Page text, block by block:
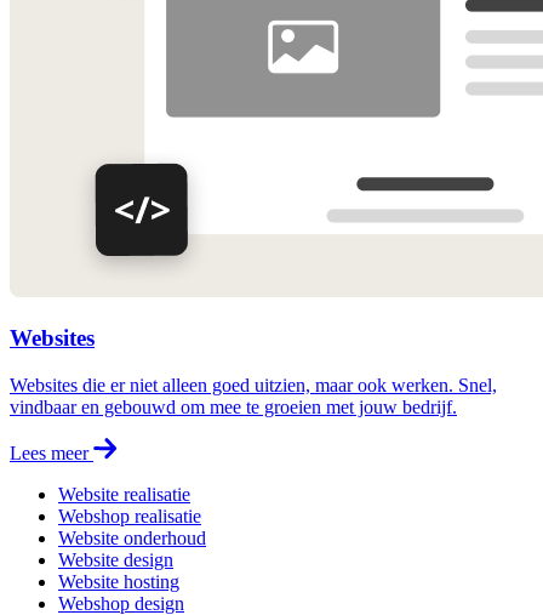
Websites
Websites die er niet alleen goed uitzien, maar ook werken. Snel,
vindbaar en gebouwd om mee te groeien met jouw bedrijf.
Lees meer
Website realisatie
Webshop realisatie
Website onderhoud
Website design
Website hosting
Webshop design